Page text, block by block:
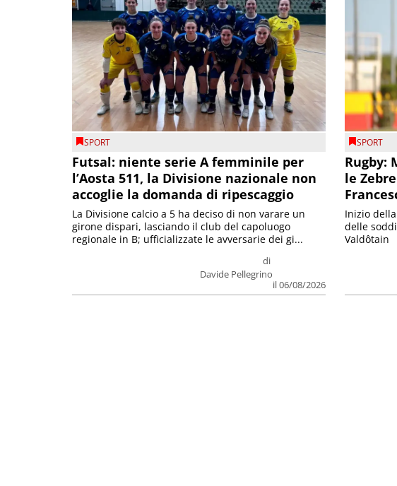
SPORT
Futsal: niente serie A femminile per
l’Aosta 511, la Divisione nazionale non
accoglie la domanda di ripescaggio
di
Davide Pellegrino
il 06/08/2026
La Divisione calcio a 5 ha deciso di non varare un
girone dispari, lasciando il club del capoluogo
regionale in B; ufficializzate le avversarie dei gi...
SPORT
Rugby:
le
Inizio
delle
Valdôtain